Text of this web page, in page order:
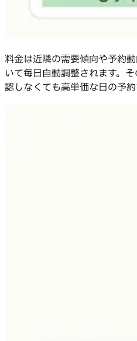
料金は近隣の需要傾向や予約
いて毎日自動調整されます。
認しなくても高単価な日の予約